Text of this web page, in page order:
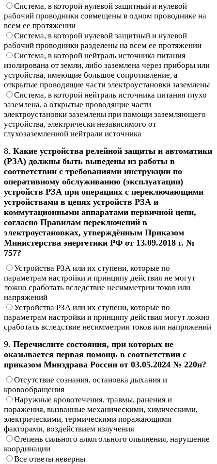
Система, в которой нулевой защитный и нулевой
рабочий проводники совмещены в одном проводнике на
всем ее протяжении
Система, в которой нулевой защитный и нулевой
рабочий проводники разделены на всем ее протяжении
Система, в которой нейтраль источника питания
изолирована от земли, либо заземлена через приборы или
устройства, имеющие большое сопротивление, а
открытые проводящие части электроустановки заземлены
Система, в которой нейтраль источника питания глухо
заземлена, а открытые проводящие части
электроустановки заземлены при помощи заземляющего
устройства, электрически независимого от
глухозаземленной нейтрали источника
8. Какие устройства релейной защиты и автоматики
(РЗА) должны быть выведены из работы в
соответствии с требованиями инструкции по
оперативному обслуживанию (эксплуатации)
устройств РЗА при операциях с переключающими
устройствами в цепях устройств РЗА и
коммутационными аппаратами первичной цепи,
согласно Правилам переключений в
электроустановках, утверждённым Приказом
Министерства энергетики РФ от 13.09.2018 г. №
757?
Устройства РЗА или их ступени, которые по
параметрам настройки и принципу действия не могут
ложно сработать вследствие несимметрии токов или
напряжений
Устройства РЗА или их ступени, которые по
параметрам настройки и принципу действия могут ложно
сработать вследствие несимметрии токов или напряжений
9. Перечислите состояния, при которых не
оказывается первая помощь в соответствии с
приказом Минздрава России от 03.05.2024 № 220н?
Отсутствие сознания, остановка дыхания и
кровообращения
Наружные кровотечения, травмы, ранения и
поражения, вызванные механическими, химическими,
электрическими, термическими поражающими
факторами, воздействием излучения
Степень сильного алкогольного опьянения, нарушение
координации
Все ответы неверны